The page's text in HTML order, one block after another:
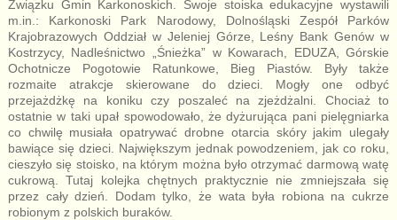
Związku Gmin Karkonoskich. Swoje stoiska edukacyjne wystawili
m.in.: Karkonoski Park Narodowy, Dolnośląski Zespół Parków
Krajobrazowych Oddział w Jeleniej Górze, Leśny Bank Genów w
Kostrzycy, Nadleśnictwo „Śnieżka” w Kowarach, EDUZA, Górskie
Ochotnicze Pogotowie Ratunkowe, Bieg Piastów. Były także
rozmaite atrakcje skierowane do dzieci. Mogły one odbyć
przejażdżkę na koniku czy poszaleć na zjeżdżalni. Chociaż to
ostatnie w taki upał spowodowało, że dyżurująca pani pielęgniarka
co chwilę musiała opatrywać drobne otarcia skóry jakim ulegały
bawiące się dzieci. Największym jednak powodzeniem, jak co roku,
cieszyło się stoisko, na którym można było otrzymać darmową watę
cukrową. Tutaj kolejka chętnych praktycznie nie zmniejszała się
przez cały dzień. Dodam tylko, że wata była robiona na cukrze
robionym z polskich buraków.